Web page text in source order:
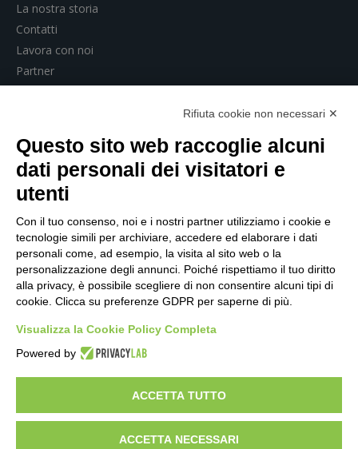
La nostra storia
Contatti
Lavora con noi
Partner
COMPASS360
SUPPLY CHAIN SOFTWARE
ottimizzazione costi
Pianificazione avanzata
Schedulazione a capacità finita
SMART FACTORY SOFTWARE
Monitoraggio della produzione 4.0 (MES)
Analisi e ottimizzazione consumi energetici
Rifiuta cookie non necessari ✕
Questo sito web raccoglie alcuni
dati personali dei visitatori e
utenti
Con il tuo consenso, noi e i nostri partner utilizziamo i cookie e
tecnologie simili per archiviare, accedere ed elaborare i dati
personali come, ad esempio, la visita al sito web o la
personalizzazione degli annunci. Poiché rispettiamo il tuo diritto
alla privacy, è possibile scegliere di non consentire alcuni tipi di
cookie. Clicca su preferenze GDPR per saperne di più.
Visualizza la Cookie Policy Completa
Powered by
ACCETTA TUTTO
ACCETTA NECESSARI